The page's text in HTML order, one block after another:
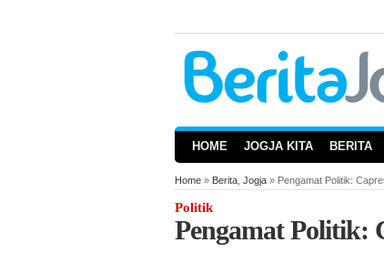
HOME JOGJA KITA BERITA
Home » Berita Jogja » Pengamat Politik:
Politik
Pengamat Politik: